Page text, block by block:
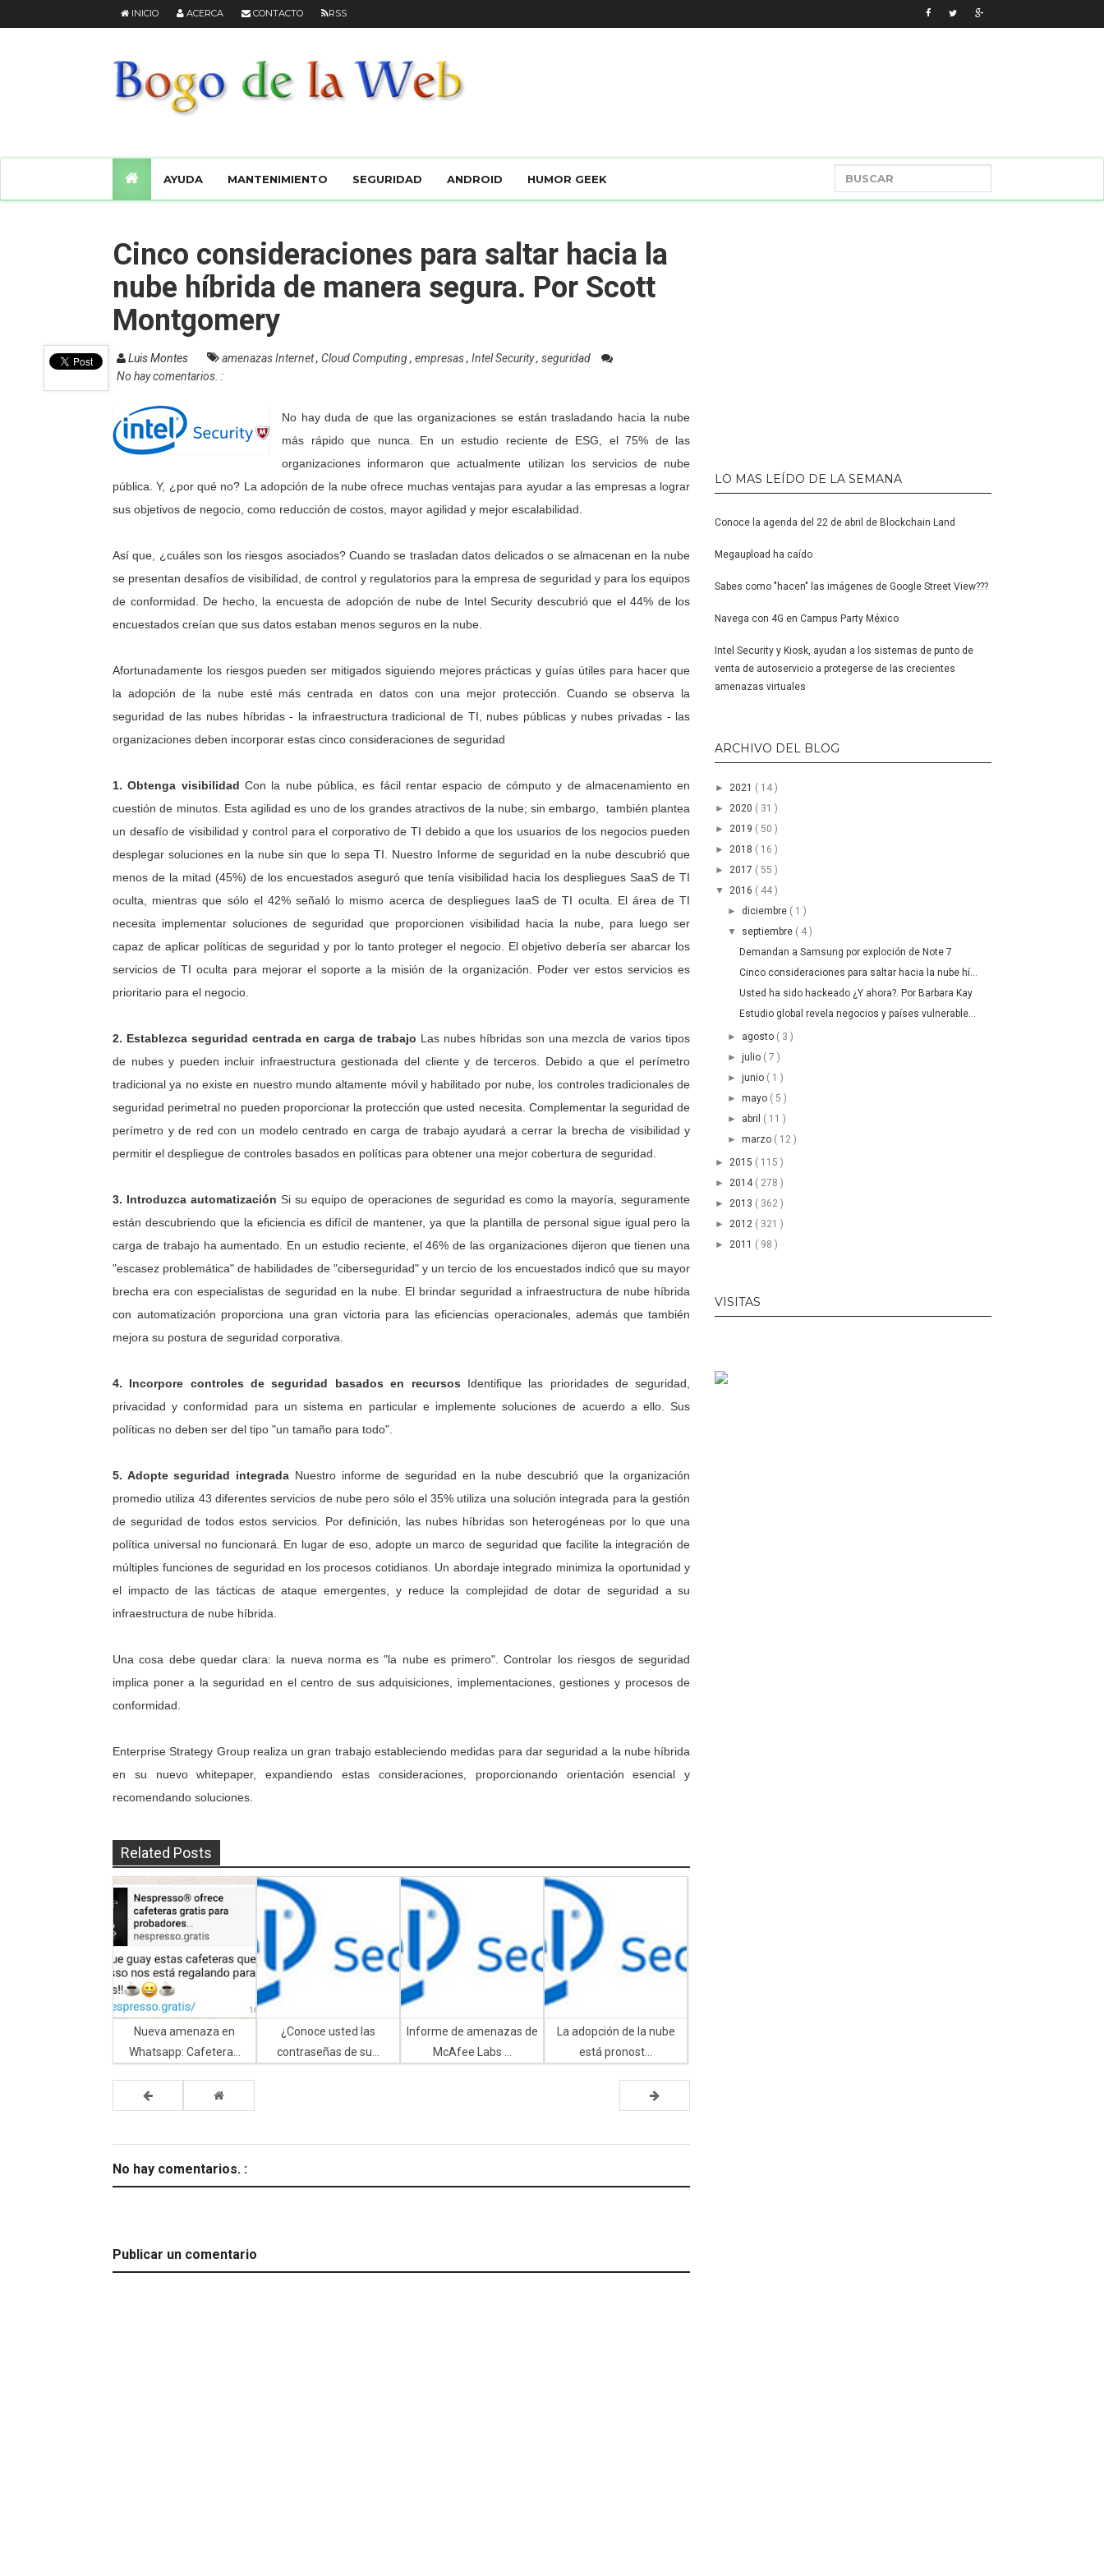
INICIO ACERCA CONTACTO RSS
AYUDA MANTENIMIENTO SEGURIDAD ANDROID HUMOR GEEK
Cinco consideraciones para saltar hacia la
nube híbrida de manera segura. Por Scott
Montgomery
Luis Montes amenazas Internet, Cloud Computing, empresas, Intel Security, seguridad
No hay comentarios. :
No hay duda de que las organizaciones se están trasladando hacia la nube
más rápido que nunca. En un estudio reciente de ESG, el 75% de las
organizaciones informaron que actualmente utilizan los servicios de nube
pública. Y, ¿por qué no? La adopción de la nube ofrece muchas ventajas para ayudar a las empresas a lograr
sus objetivos de negocio, como reducción de costos, mayor agilidad y mejor escalabilidad.
Así que, ¿cuáles son los riesgos asociados? Cuando se trasladan datos delicados o se almacenan en la nube
se presentan desafíos de visibilidad, de control y regulatorios para la empresa de seguridad y para los equipos
de conformidad. De hecho, la encuesta de adopción de nube de Intel Security descubrió que el 44% de los
encuestados creían que sus datos estaban menos seguros en la nube.
Afortunadamente los riesgos pueden ser mitigados siguiendo mejores prácticas y guías útiles para hacer que
la adopción de la nube esté más centrada en datos con una mejor protección. Cuando se observa la
seguridad de las nubes híbridas - la infraestructura tradicional de TI, nubes públicas y nubes privadas - las
organizaciones deben incorporar estas cinco consideraciones de seguridad
1. Obtenga visibilidad Con la nube pública, es fácil rentar espacio de cómputo y de almacenamiento en
cuestión de minutos. Esta agilidad es uno de los grandes atractivos de la nube; sin embargo, también plantea
un desafío de visibilidad y control para el corporativo de TI debido a que los usuarios de los negocios pueden
desplegar soluciones en la nube sin que lo sepa TI. Nuestro Informe de seguridad en la nube descubrió que
menos de la mitad (45%) de los encuestados aseguró que tenía visibilidad hacia los despliegues SaaS de TI
oculta, mientras que sólo el 42% señaló lo mismo acerca de despliegues IaaS de TI oculta. El área de TI
necesita implementar soluciones de seguridad que proporcionen visibilidad hacia la nube, para luego ser
capaz de aplicar políticas de seguridad y por lo tanto proteger el negocio. El objetivo debería ser abarcar los
servicios de TI oculta para mejorar el soporte a la misión de la organización. Poder ver estos servicios es
prioritario para el negocio.
2. Establezca seguridad centrada en carga de trabajo Las nubes híbridas son una mezcla de varios tipos
de nubes y pueden incluir infraestructura gestionada del cliente y de terceros. Debido a que el perímetro
tradicional ya no existe en nuestro mundo altamente móvil y habilitado por nube, los controles tradicionales de
seguridad perimetral no pueden proporcionar la protección que usted necesita. Complementar la seguridad de
perímetro y de red con un modelo centrado en carga de trabajo ayudará a cerrar la brecha de visibilidad y
permitir el despliegue de controles basados en políticas para obtener una mejor cobertura de seguridad.
3. Introduzca automatización Si su equipo de operaciones de seguridad es como la mayoría, seguramente
están descubriendo que la eficiencia es difícil de mantener, ya que la plantilla de personal sigue igual pero la
carga de trabajo ha aumentado. En un estudio reciente, el 46% de las organizaciones dijeron que tienen una
"escasez problemática" de habilidades de "ciberseguridad" y un tercio de los encuestados indicó que su mayor
brecha era con especialistas de seguridad en la nube. El brindar seguridad a infraestructura de nube híbrida
con automatización proporciona una gran victoria para las eficiencias operacionales, además que también
mejora su postura de seguridad corporativa.
4. Incorpore controles de seguridad basados en recursos Identifique las prioridades de seguridad,
privacidad y conformidad para un sistema en particular e implemente soluciones de acuerdo a ello. Sus
políticas no deben ser del tipo "un tamaño para todo".
5. Adopte seguridad integrada Nuestro informe de seguridad en la nube descubrió que la organización
promedio utiliza 43 diferentes servicios de nube pero sólo el 35% utiliza una solución integrada para la gestión
de seguridad de todos estos servicios. Por definición, las nubes híbridas son heterogéneas por lo que una
política universal no funcionará. En lugar de eso, adopte un marco de seguridad que facilite la integración de
múltiples funciones de seguridad en los procesos cotidianos. Un abordaje integrado minimiza la oportunidad y
el impacto de las tácticas de ataque emergentes, y reduce la complejidad de dotar de seguridad a su
infraestructura de nube híbrida.
Una cosa debe quedar clara: la nueva norma es "la nube es primero". Controlar los riesgos de seguridad
implica poner a la seguridad en el centro de sus adquisiciones, implementaciones, gestiones y procesos de
conformidad.
Enterprise Strategy Group realiza un gran trabajo estableciendo medidas para dar seguridad a la nube híbrida
en su nuevo whitepaper, expandiendo estas consideraciones, proporcionando orientación esencial y
recomendando soluciones.
Related Posts
Nueva amenaza en
Whatsapp: Cafetera...
¿Conoce usted las
contraseñas de su...
Informe de amenazas de
McAfee Labs ...
La adopción de la nube
está pronost...
No hay comentarios. :
Publicar un comentario
LO MAS LEÍDO DE LA SEMANA
Conoce la agenda del 22 de abril de Blockchain Land
Megaupload ha caído
Sabes como "hacen" las imágenes de Google Street View???
Navega con 4G en Campus Party México
Intel Security y Kiosk, ayudan a los sistemas de punto de
venta de autoservicio a protegerse de las crecientes
amenazas virtuales
ARCHIVO DEL BLOG
►2021 ( 14 )
►2020 ( 31 )
►2019 ( 50 )
►2018 ( 16 )
►2017 ( 55 )
▼2016 ( 44 )
► diciembre ( 1 )
▼ septiembre ( 4 )
Demandan a Samsung por exploción de Note 7
Cinco consideraciones para saltar hacia la nube hí...
Usted ha sido hackeado ¿Y ahora?. Por Barbara Kay
Estudio global revela negocios y países vulnerable...
► agosto ( 3 )
► julio ( 7 )
► junio ( 1 )
► mayo ( 5 )
► abril ( 11 )
► marzo ( 12 )
►2015 ( 115 )
►2014 ( 278 )
►2013 ( 362 )
►2012 ( 321 )
►2011 ( 98 )
VISITAS